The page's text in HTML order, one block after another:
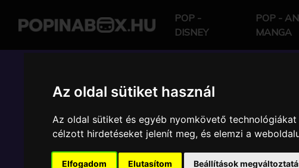
Az oldal sütiket használ
Az oldal sütiket és egyéb nyomkövető
célzott hirdetéseket jelenít meg, és elemzi a
Elfogadom Elutasítom Beállítások
POP -
DISNEY
POP -
MANGA
POP IN A BOX HU
FUNKO - GAME OF
HOUSE OF THE DRAGON